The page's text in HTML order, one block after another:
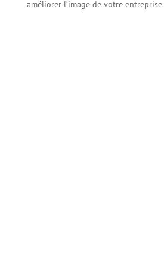
améliorer l’image de votre entreprise.